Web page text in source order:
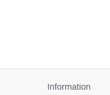
Information